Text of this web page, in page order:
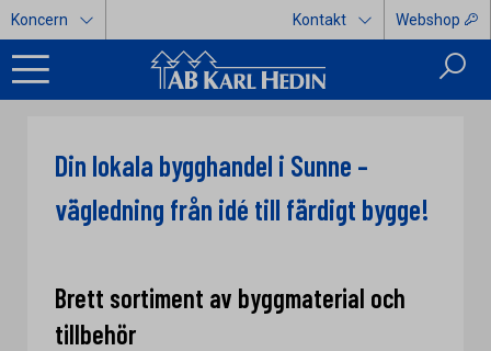
Koncern Kontakt Webshop
Din lokala bygghandel i Sunne –
vägledning från idé till färdigt bygge!
Brett sortiment av byggmaterial och
tillbehör